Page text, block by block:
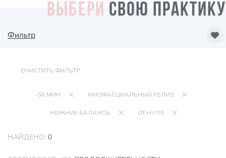
ВЫБЕРИ СВОЮ ПРАКТИКУ
Фильтр
ОЧИСТИТЬ ФИЛЬТР
~50 МИН МИОФАСЦИАЛЬНЫЙ РЕЛИЗ
НИЖНИЕ БАЛАНСЫ ОТ НУЛЯ
НАЙДЕНО: 0